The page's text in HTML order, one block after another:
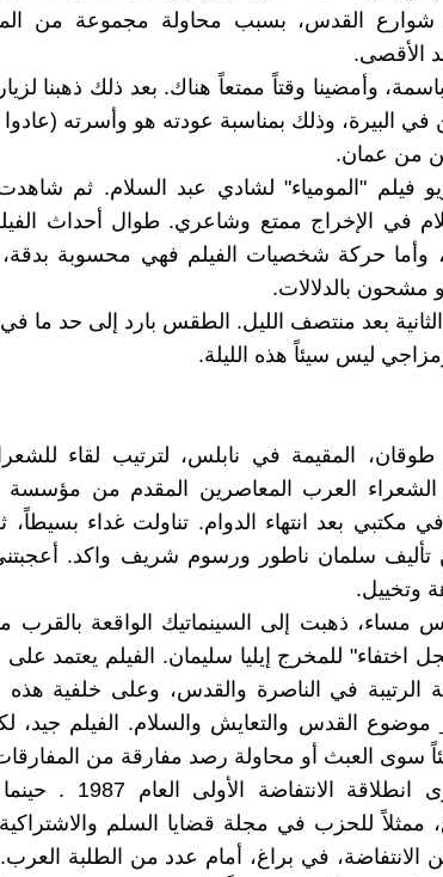
شوارع القدس، بسبب محاولة مجموعة من
الأقصى.
وأمضينا وقتاً ممتعاً هناك. بعد ذلك ذهبنا
في البيرة، وذلك بمناسبة عودته هو وأسرته
من عمان.
فيلم "المومياء" لشادي عبد السلام. ثم شاهدت
في الإخراج ممتع وشاعري. طوال أحداث
وأما حركة شخصيات الفيلم فهي محسوبة بدقة،
مشحون بالدلالات.
بعد منتصف الليل. الطقس بارد إلى حد ما في
ليس سيئاً هذه الليلة.
المقيمة في نابلس، لترتيب لقاء
العرب المعاصرين المقدم من مؤسسة
مكتبي بعد انتهاء الدوام. تناولت غداء
تأليف سلمان ناطور ورسوم شريف واكد.
وتخييل.
مساء، ذهبت إلى السينماتيك الواقعة بالقرب
اختفاء" للمخرج إيليا سليمان. الفيلم يعتمد على
الرتيبة في الناصرة والقدس، وعلى خلفية هذه
القدس والتعايش والسلام. الفيلم جيد،
سوى العبث أو محاولة رصد مفارقة من
هذا اليوم، صادف ذكرى انطلاقة
ممثلاً للحزب في مجلة قضايا السلم
الانتفاضة، في براغ، أمام عدد من الطلبة العرب.